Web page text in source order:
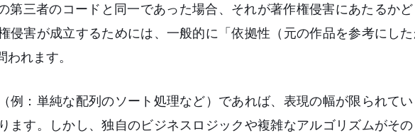
第三者のコードと同一であった場合、それが著作権侵害にあたるか
侵害が成立するためには、一般的に「依拠性（元の作品を参考にし
われます。
例：単純な配列のソート処理など）であれば、表現の幅が限られて
ます。しかし、独自のビジネスロジックや複雑なアルゴリズムがそ